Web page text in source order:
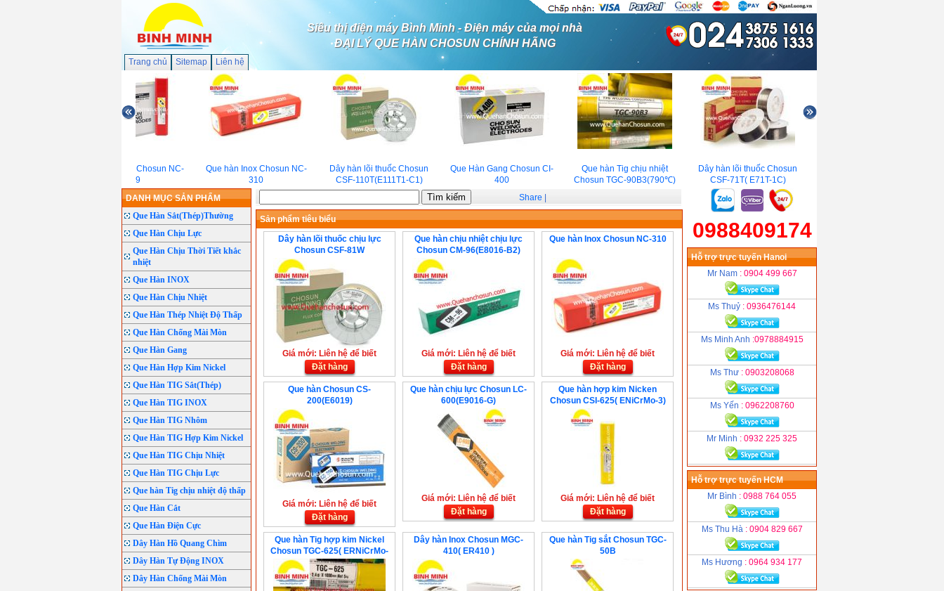
Siêu thị điện máy Bình Minh - Điện máy của mọi nhà
ĐẠI LÝ QUE HÀN CHOSUN CHÍNH HÃNG
Trang chủ Sitemap Liên hệ
Que hàn Inox Chosun NC-
309
Que hàn Inox Chosun NC-
310
Dây hàn lõi thuốc Chosun
CSF-110T(E111T1-C1)
Que Hàn Gang Chosun CI-
400
Que hàn Tig chịu nhiệt
Chosun TGC-90B3(790℃)
Dây hàn lõi thuốc Chosun
CSF-71T( E71T-1C)
DANH MỤC SẢN PHẨM
Que Hàn Sắt(Thép)Thường
Que Hàn Chịu Lực
Que Hàn Chịu Thời Tiết khắc
nhiệt
Que Hàn INOX
Que Hàn Chịu Nhiệt
Que Hàn Thép Nhiệt Độ Thấp
Que Hàn Chống Mài Mòn
Que Hàn Gang
Que Hàn Hợp Kim Nickel
Que Hàn TIG Sắt(Thép)
Que Hàn TIG INOX
Que Hàn TIG Nhôm
Que Hàn TIG Hợp Kim Nickel
Que Hàn TIG Chịu Nhiệt
Que Hàn TIG Chịu Lực
Que hàn Tig chịu nhiệt độ thấp
Que Hàn Cắt
Que Hàn Điện Cực
Dây Hàn Hồ Quang Chìm
Dây Hàn Tự Động INOX
Dây Hàn Chống Mài Mòn
Share
Sản phẩm tiêu biểu
Dây hàn lõi thuốc chịu lực
Chosun CSF-81W
Giá mới: Liên hệ để biết
Đặt hàng
Que hàn chịu nhiệt chịu lực
Chosun CM-96(E8016-B2)
Giá mới: Liên hệ để biết
Đặt hàng
Que hàn Inox Chosun NC-310
Giá mới: Liên hệ để biết
Đặt hàng
Que hàn Chosun CS-
200(E6019)
Giá mới: Liên hệ để biết
Đặt hàng
Que hàn chịu lực Chosun LC-
600(E9016-G)
Giá mới: Liên hệ để biết
Đặt hàng
Que hàn hợp kim Nicken
Chosun CSI-625( ENiCrMo-3)
Giá mới: Liên hệ để biết
Đặt hàng
Que hàn Tig hợp kim Nickel
Chosun TGC-625( ERNiCrMo-
3)
Dây hàn Inox Chosun MGC-
410( ER410 )
Que hàn Tig sắt Chosun TGC-
50B
0988409174
Hỗ trợ trực tuyến Hanoi
Mr Nam : 0904 499 667
Ms Thuỷ : 0936476144
Ms Minh Anh :0978884915
Ms Thư : 0903208068
Ms Yến : 0962208760
Mr Minh : 0932 225 325
Hỗ trợ trực tuyến HCM
Mr Bình : 0988 764 055
Ms Thu Hà : 0904 829 667
Ms Hương : 0964 934 177